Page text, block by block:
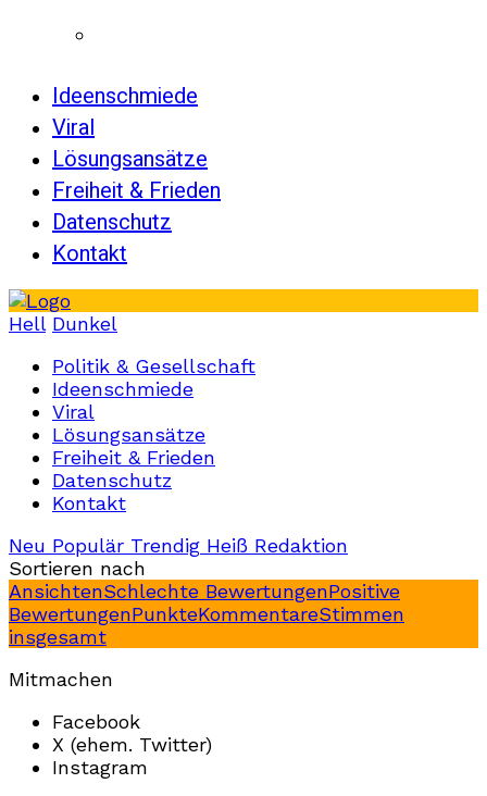
Ideenschmiede
Viral
Lösungsansätze
Freiheit & Frieden
Datenschutz
Kontakt
Hell Dunkel
Politik & Gesellschaft
Ideenschmiede
Viral
Lösungsansätze
Freiheit & Frieden
Datenschutz
Kontakt
Neu Populär Trendig Heiß Redaktion
Sortieren nach
AnsichtenSchlechte BewertungenPositive
BewertungenPunkteKommentareStimmen
insgesamt
Mitmachen
Facebook
X (ehem. Twitter)
Instagram